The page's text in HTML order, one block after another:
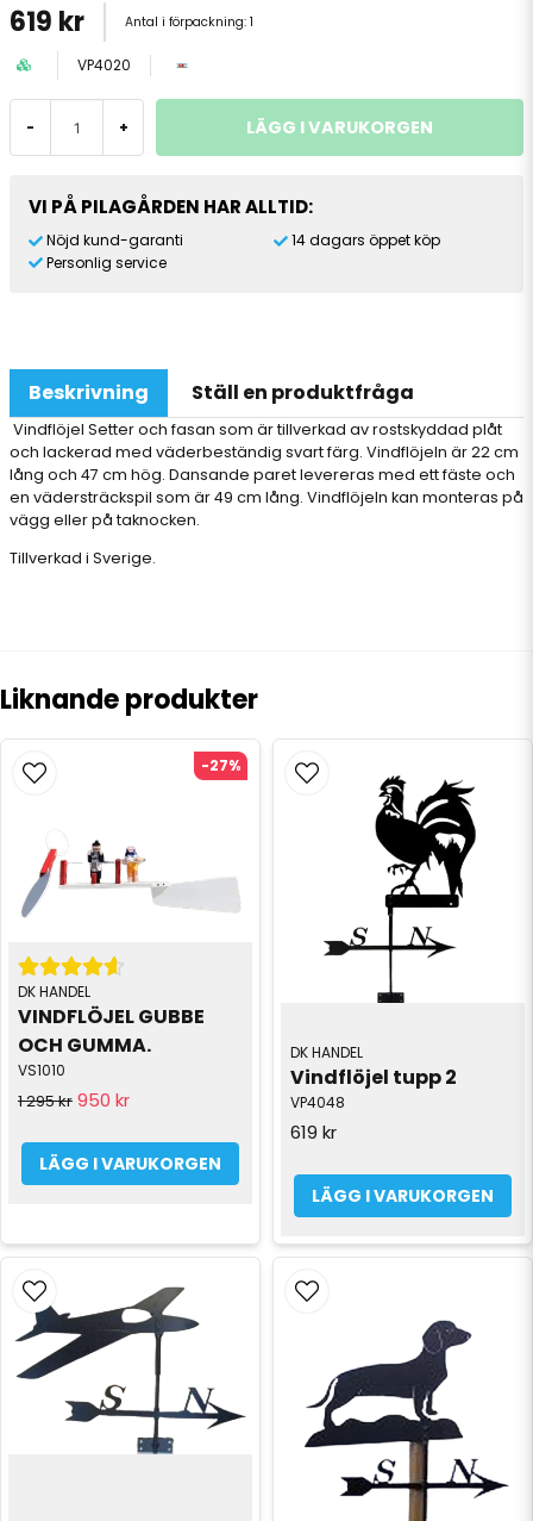
619 kr Antal i förpackning: 1
VP4020
- + LÄGG I VARUKORGEN
VI PÅ PILAGÅRDEN HAR ALLTID:
Nöjd kund-garanti
Personlig service
14 dagars öppet köp
Beskrivning Ställ en produktfråga
Vindflöjel Setter och fasan som är tillverkad av rostskyddad plåt
och lackerad med väderbeständig svart färg. Vindflöjeln är 22 cm
lång och 47 cm hög. Dansande paret levereras med ett fäste och
en vädersträckspil som är 49 cm lång. Vindflöjeln kan monteras på
vägg eller på taknocken.
Tillverkad i Sverige.
Liknande produkter
DK HANDEL
VINDFLÖJEL GUBBE
OCH GUMMA.
VS1010
1 295 kr 950 kr
LÄGG I VARUKORGEN
-27%
DK HANDEL
Vindflöjel tupp 2
VP4048
619 kr
LÄGG I VARUKORGEN